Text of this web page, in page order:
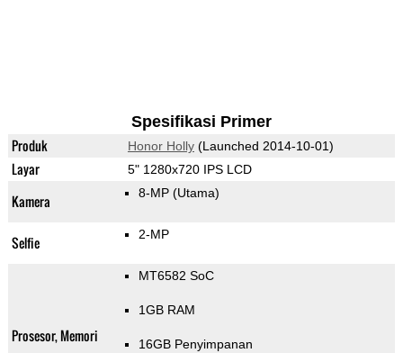
Spesifikasi Primer
Produk Honor Holly(Launched 2014-10-01)
Layar 5" 1280x720 IPS LCD
Kamera 8-MP (Utama)
Selfie 2-MP
Prosesor, Memori
MT6582 SoC
1GB RAM
16GB Penyimpanan